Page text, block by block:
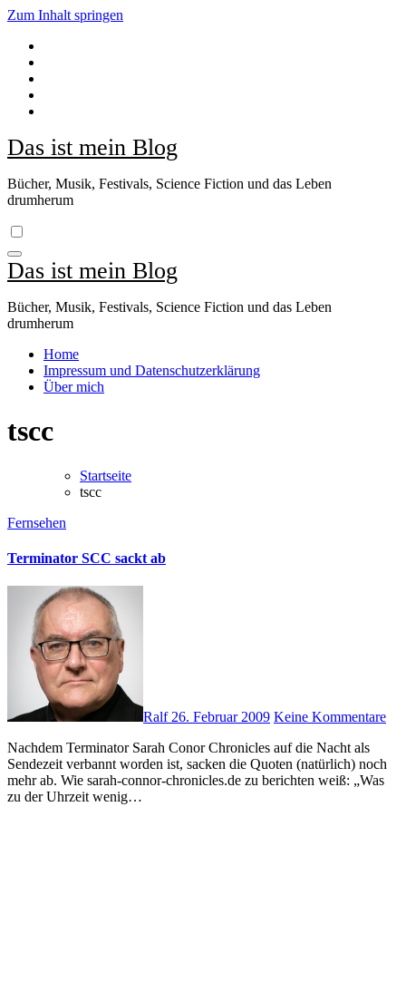
Zum Inhalt springen
Das ist mein Blog
Bücher, Musik, Festivals, Science Fiction und das Leben
drumherum
Das ist mein Blog
Bücher, Musik, Festivals, Science Fiction und das Leben
drumherum
Home
Impressum und Datenschutzerklärung
Über mich
tscc
Startseite
tscc
Fernsehen
Terminator SCC sackt ab
Ralf26. Februar 2009 Keine Kommentare
Nachdem Terminator Sarah Conor Chronicles auf die Nacht als
Sendezeit verbannt worden ist, sacken die Quoten (natürlich) noch
mehr ab. Wie sarah-connor-chronicles.de zu berichten weiß: „Was
zu der Uhrzeit wenig…